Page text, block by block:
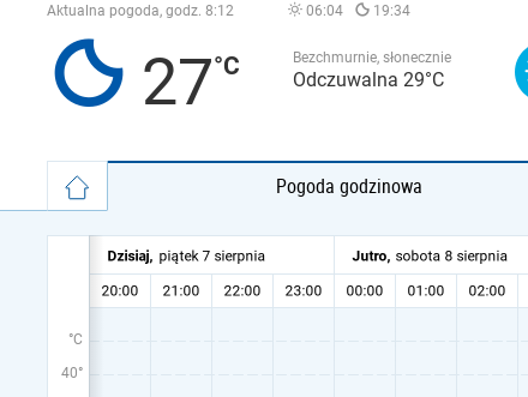
Aktualna pogoda, godz. 8:12 06:04 19:34
27 Bezchmurnie, słonecznie
Odczuwalna 29°C
Pogoda godzinowa
°C
40°